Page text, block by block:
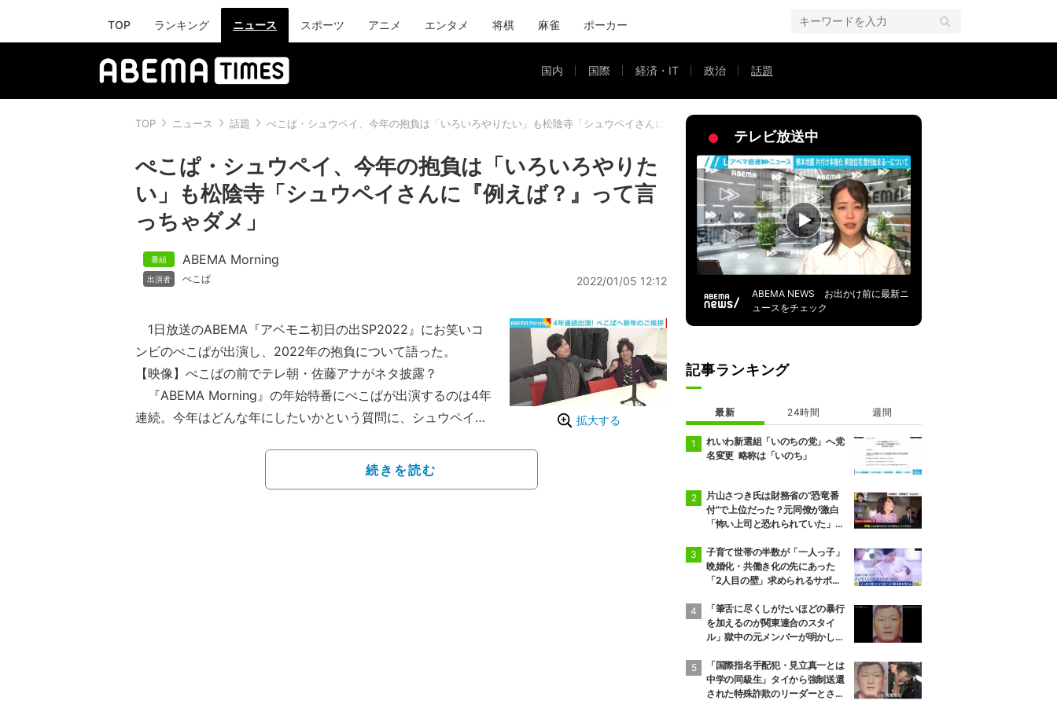
TOP ランキング ニュース スポーツ アニメ エンタメ 将棋 麻雀 ポーカー
国内 国際 経済・IT 政治 話題
TOP ニュース 話題 ぺこぱ・シュウペイ、今年の抱負は「いろいろやりたい」も松陰寺「シュウペイさんに『例えば？』って言っちゃダメ」
ぺこぱ・シュウペイ、今年の抱負は「いろいろやりた
い」も松陰寺「シュウペイさんに『例えば？』って言
っちゃダメ」
ABEMA Morning
ぺこぱ 2022/01/05 12:12
拡大する
1日放送のABEMA『アベモニ初日の出SP2022』にお笑いコ
ンビのぺこぱが出演し、2022年の抱負について語った。
【映像】ぺこぱの前でテレ朝・佐藤アナがネタ披露？
『ABEMA Morning』の年始特番にぺこぱが出演するのは4年
連続。今年はどんな年にしたいかという質問に、シュウペイが
陰寺太勇が「わかるよー！って人、たぶん僕だけです」「今や
っていることよりもさらに大きく、広くって意味」とすぐさま
続きを読む
テレビ放送中
ABEMA NEWS お出かけ前に最新ニ
ュースをチェック
記事ランキング
最新 24時間 週間
れいわ新選組「いのちの党」へ党
名変更 略称は「いのち」
片山さつき氏は財務省の“恐竜番
付”で上位だった？元同僚が激白
「怖い上司と恐れられていた」
子育て世帯の半数が「一人っ子」
晩婚化・共働き化の先にあった
「2人目の壁」求められるサポー
「筆舌に尽くしがたいほどの暴行
を加えるのが関東連合のスタイ
ル」獄中の元メンバーが明かした
口… “残虐王子”見立真一容疑者が
作った恐怖政治
「国際指名手配犯・見立真一とは
中学の同級生」タイから強制送還
された特殊詐欺のリーダーとされ